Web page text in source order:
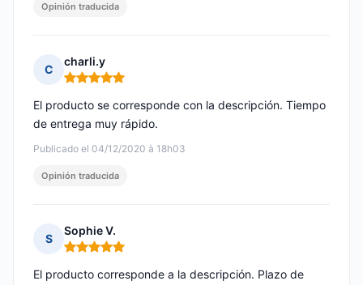
Opinión traducida
C
charli.y
Nota: 5 de 5
Publicado el 04/12/2020 à 18h03
El producto se corresponde con la descripción. Tiempo
de entrega muy rápido.
Opinión traducida
S
Sophie V.
Nota: 5 de 5
El producto corresponde a la descripción. Plazo de